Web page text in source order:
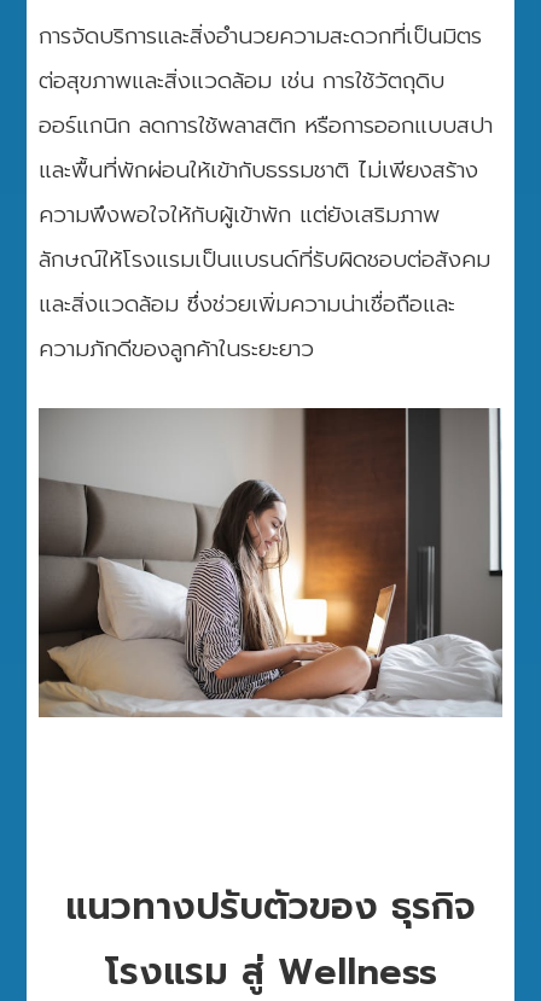
การจัดบริการและสิ่งอำนวยความสะดวกที่เป็นมิตร
ต่อสุขภาพและสิ่งแวดล้อม เช่น การใช้วัตถุดิบ
ออร์แกนิก ลดการใช้พลาสติก หรือการออกแบบสปา
และพื้นที่พักผ่อนให้เข้ากับธรรมชาติ ไม่เพียงสร้าง
ความพึงพอใจให้กับผู้เข้าพัก แต่ยังเสริมภาพ
ลักษณ์ให้โรงแรมเป็นแบรนด์ที่รับผิดชอบต่อสังคม
และสิ่งแวดล้อม ซึ่งช่วยเพิ่มความน่าเชื่อถือและ
ความภักดีของลูกค้าในระยะยาว
แนวทางปรับตัวของ ธุรกิจ
โรงแรม สู่ Wellness